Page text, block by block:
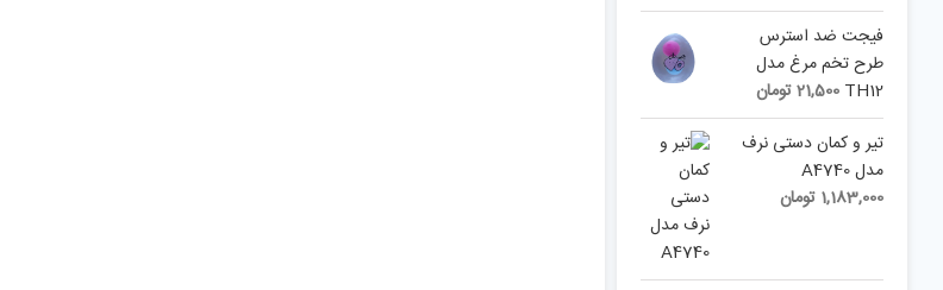
فیجت ضد استرس
طرح تخم مرغ مدل
TH12
21,500تومان
تیر و کمان دستی نرف
مدل A4740
1,183,000 تومان